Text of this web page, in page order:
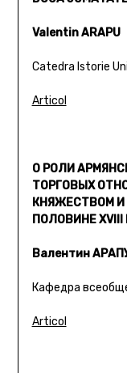
Valentin ARAPU
Catedra Istorie
Articol
О РОЛИ
ТОРГОВЫХ
КНЯЖЕСТВОМ
ПОЛОВИНЕ XVIII
Валентин
Кафедра
Articol